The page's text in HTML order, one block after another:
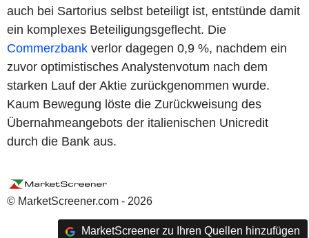
auch bei Sartorius selbst beteiligt ist, entstünde damit
ein komplexes Beteiligungsgeflecht. Die
Commerzbank verlor dagegen 0,9 %, nachdem ein
zuvor optimistisches Analystenvotum nach dem
starken Lauf der Aktie zurückgenommen wurde.
Kaum Bewegung löste die Zurückweisung des
Übernahmeangebots der italienischen Unicredit
durch die Bank aus.
© MarketScreener.com - 2026
MarketScreener zu Ihren Quellen hinzufügen